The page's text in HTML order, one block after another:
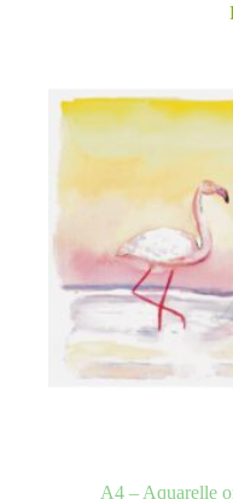
A4 – Aquarelle